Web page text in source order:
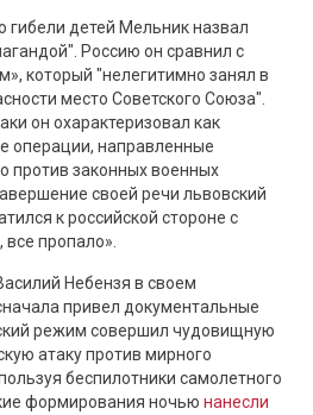
детей Мельник назвал
Россию он сравнил с
который "нелегитимно занял в
место Советского Союза".
он охарактеризовал как
операции, направленные
против законных военных
своей речи львовский
к российской стороне с
пропало».
Небензя в своем
привел документальные
режим совершил чудовищную
атаку против мирного
беспилотники самолетного
формирования ночью нанесли